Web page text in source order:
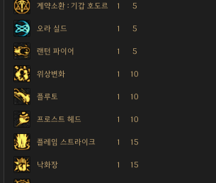
계약소환 : 기갑 호도르 1 5
오라 실드 1 5
랜턴 파이어 1 5
위상변화 1 10
플루토 1 10
프로스트 헤드 1 10
플레임 스트라이크 1 15
낙화장 1 15